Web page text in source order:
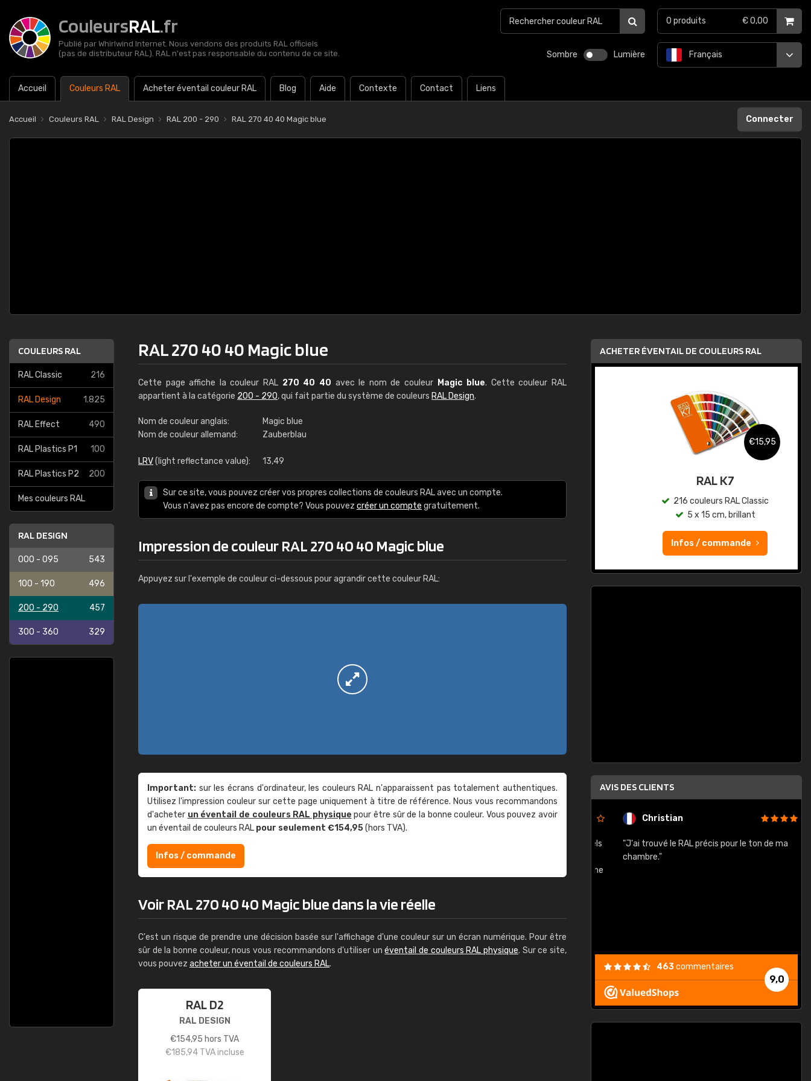
CouleursRAL.fr
Publié par Whirlwind Internet. Nous vendons des produits RAL officiels
(pas de distributeur RAL). RAL n'est pas responsable du contenu de ce site.
Sombre Lumière
Accueil Couleurs RAL Acheter éventail couleur RAL Blog Aide Contexte Contact Liens
Français
0 produits € 0,00
Accueil Couleurs RAL RAL Design RAL 200 - 290 RAL 270 40 40 Magic blue Connecter
COULEURS RAL
RAL Classic 216
RAL Design 1.825
RAL Effect 490
RAL Plastics P1 100
RAL Plastics P2 200
Mes couleurs RAL
RAL DESIGN
000 - 095 543
100 - 190 496
200 - 290 457
300 - 360 329
RAL 270 40 40 Magic blue
Cette page affiche la couleur RAL 270 40 40 avec le nom de couleur Magic blue. Cette couleur RAL
appartient à la catégorie 200 - 290, qui fait partie du système de couleurs RAL Design.
Nom de couleur anglais:
Magic blue
Nom de couleur allemand:
Zauberblau
LRV(light reflectance value): 13,49
Sur ce site, vous pouvez créer vos propres collections de couleurs RAL avec un compte.
Vous n'avez pas encore de compte? Vous pouvez créer un compte gratuitement.
Impression de couleur RAL 270 40 40 Magic blue
Appuyez sur l'exemple de couleur ci-dessous pour agrandir cette couleur RAL:
Important: sur les écrans d'ordinateur, les couleurs RAL n'apparaissent pas totalement authentiques.
Utilisez l'impression couleur sur cette page uniquement à titre de référence. Nous vous recommandons
d'acheter un éventail de couleurs RAL physique pour être sûr de la bonne couleur. Vous pouvez avoir
un éventail de couleurs RAL pour seulement €154,95(hors TVA).
Infos / commande
Voir RAL 270 40 40 Magic blue dans la vie réelle
C'est un risque de prendre une décision basée sur l'affichage d'une couleur sur un écran numérique. Pour être
sûr de la bonne couleur, nous vous recommandons d'utiliser unéventail de couleurs RAL physique. Sur ce site,
vous pouvez acheter un éventail de couleurs RAL.
RAL D2
RAL DESIGN
€154,95 hors TVA
€185,94TVA incluse
ACHETER ÉVENTAIL DE COULEURS RAL
RAL K7 à base d'eau
216 couleurs RAL Classic
€15,95
RAL K7
216 couleurs RAL Classic
5 x 15 cm, brillant
Infos / commande
AVIS DES CLIENTS
Guillaume Euvrard Christian
"J'ai trouvé le RAL précis pour le ton de ma
chambre."
9,0
463commentaires